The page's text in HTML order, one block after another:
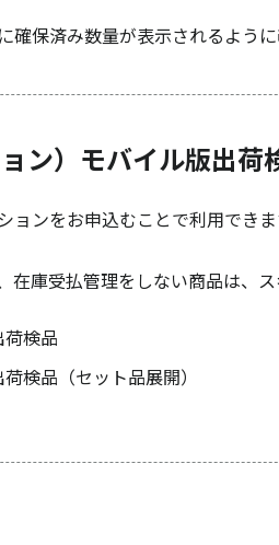
確保済み数量が表示されるように
ョン）モバイル版出荷
ンをお申込むことで利用できま
在庫受払管理をしない商品は、
荷検品
荷検品（セット品展開）